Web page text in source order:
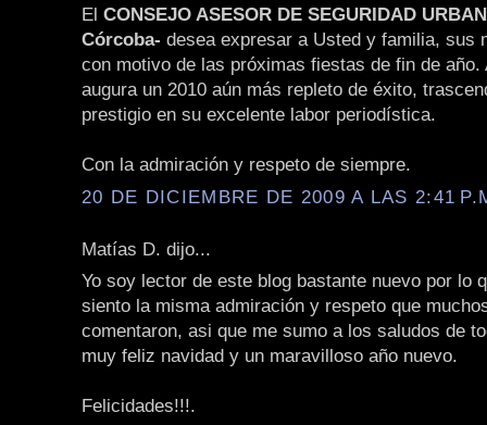
El CONSEJO ASESOR DE SEGURIDAD
Córcoba- desea expresar a Usted y familia, sus
con motivo de las próximas fiestas de fin de año.
augura un 2010 aún más repleto de éxito,
prestigio en su excelente labor periodística.
Con la admiración y respeto de siempre.
20 DE DICIEMBRE DE 2009 A LAS 2:41
Matías D. dijo...
Yo soy lector de este blog bastante nuevo por lo
siento la misma admiración y respeto que
comentaron, asi que me sumo a los saludos de
muy feliz navidad y un maravilloso año nuevo.
Felicidades!!!.